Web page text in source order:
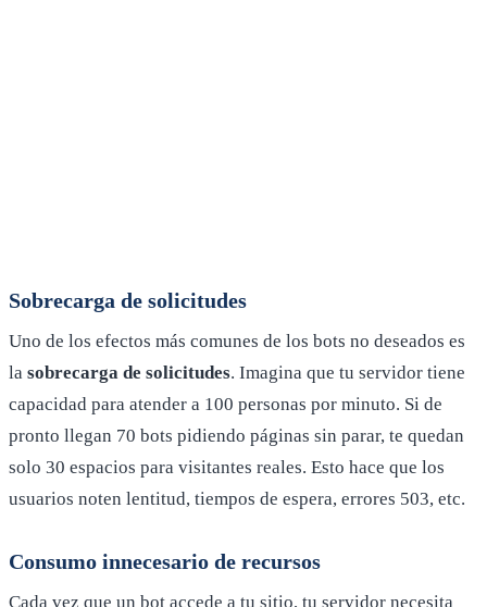
Sobrecarga de solicitudes
Uno de los efectos más comunes de los bots no deseados es
la sobrecarga de solicitudes. Imagina que tu servidor tiene
capacidad para atender a 100 personas por minuto. Si de
pronto llegan 70 bots pidiendo páginas sin parar, te quedan
solo 30 espacios para visitantes reales. Esto hace que los
usuarios noten lentitud, tiempos de espera, errores 503, etc.
Consumo innecesario de recursos
Cada vez que un bot accede a tu sitio, tu servidor necesita